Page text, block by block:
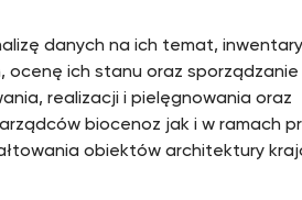
danych na ich temat,
ocenę ich stanu oraz sporządzanie
realizacji i pielęgnowania oraz
biocenoz jak i w ramach
obiektów architektury